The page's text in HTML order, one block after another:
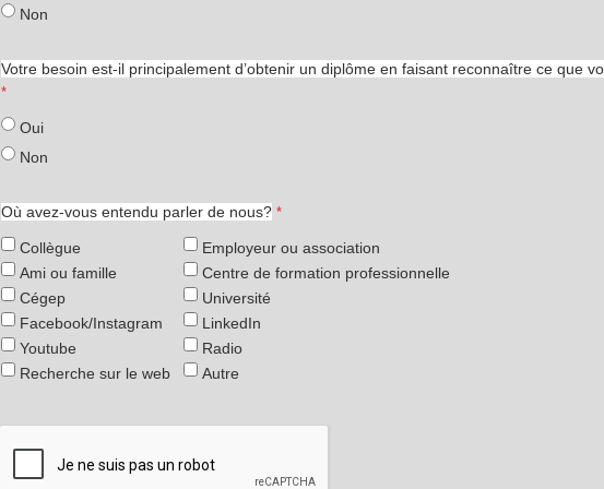
Non
Votre besoin est-il principalement d’obtenir un diplôme en faisant reconnaître ce que
Oui
Non
Où avez-vous entendu parler de nous?
Collègue
Employeur ou association
Ami ou famille
Centre de formation professionnelle
Cégep
Université
Facebook/Instagram
LinkedIn
Youtube
Radio
Recherche sur le web
Autre